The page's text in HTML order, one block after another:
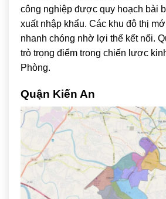
công nghiệp được quy hoạch bài
xuất nhập khẩu. Các khu đô thị
nhanh chóng nhờ lợi thế kết nối.
trò trọng điểm trong chiến lược
Phòng.
Quận Kiến An